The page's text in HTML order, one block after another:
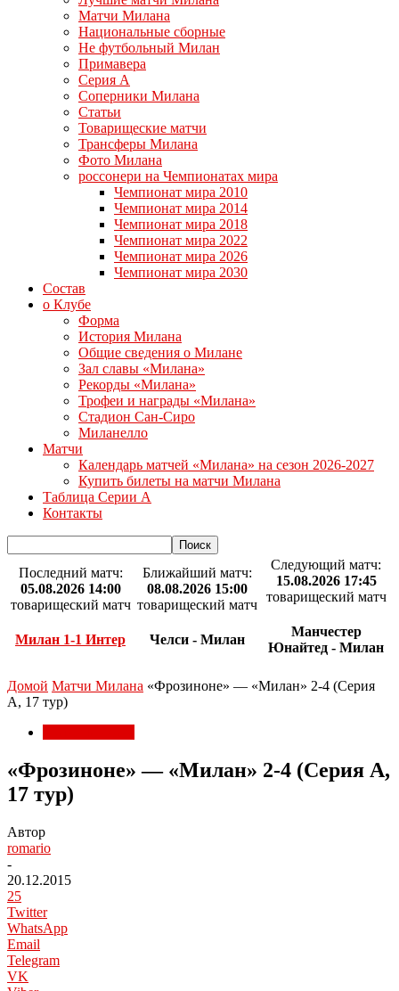
Матчи Милана
Национальные сборные
Не футбольный Милан
Примавера
Серия А
Соперники Милана
Статьи
Товарищеские матчи
Трансферы Милана
Фото Милана
россонери на Чемпионатах мира
Чемпионат мира 2010
Чемпионат мира 2014
Чемпионат мира 2018
Чемпионат мира 2022
Чемпионат мира 2026
Чемпионат мира 2030
Состав
о Клубе
Форма
История Милана
Общие сведения о Милане
Зал славы «Милана»
Рекорды «Милана»
Трофеи и награды «Милана»
Стадион Сан-Сиро
Миланелло
Матчи
Календарь матчей «Милана» на сезон 2026-2027
Купить билеты на матчи Милана
Таблица Серии А
Контакты
Последний матч:
05.08.2026 14:00
товарищеский матч
Милан 1-1 Интер
Ближайший матч:
08.08.2026 15:00
товарищеский матч
Челси - Милан
Следующий матч:
15.08.2026 17:45
товарищеский матч
Манчестер
Юнайтед - Милан
Домой Матчи Милана «Фрозиноне» — «Милан» 2-4 (Серия
А, 17 тур)
«Фрозиноне» — «Милан» 2-4 (Серия А,
17 тур)
Автор
romario
-
20.12.2015
25
Twitter
WhatsApp
Email
Telegram
VK